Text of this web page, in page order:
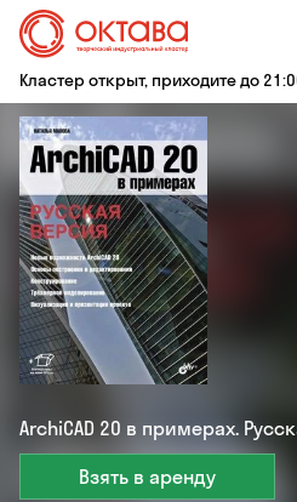
Кластер открыт, приходите до
ArchiCAD 20 в примерах.
Взять в аренду